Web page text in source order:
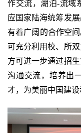
作交流，湖泊-流域
应国家陆海统筹发
有着广阔的合作空
可充分利用校、所
方可进一步通过招
沟通交流，培养出
才，为美丽中国建设